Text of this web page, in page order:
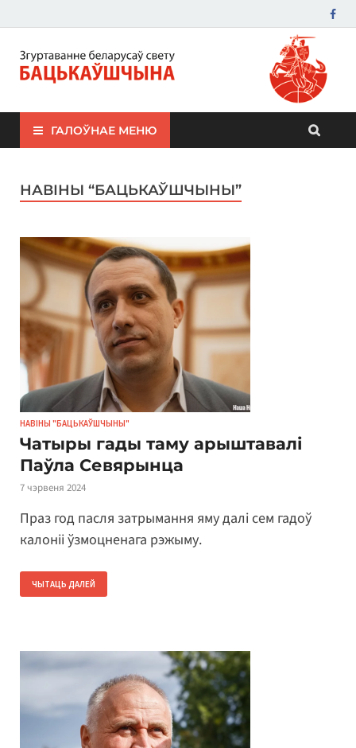
ЗБС "Бацькаўшчына"
ГАЛОЎНАЕ МЕНЮ
НАВІНЫ “БАЦЬКАЎШЧЫНЫ”
НАВІНЫ "БАЦЬКАЎШЧЫНЫ"
Чатыры гады таму арыштавалі
Паўла Севярынца
7 чэрвеня 2024
Праз год пасля затрымання яму далі сем гадоў
калоніі ўзмоцненага рэжыму.
ЧЫТАЦЬ ДАЛЕЙ